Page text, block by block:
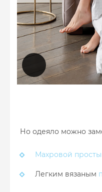
Но одеяло можно
Махровой
Легким вязаным